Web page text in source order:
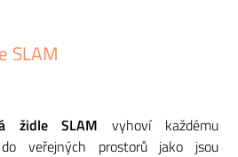
SLAM
židle SLAM vyhoví každému
veřejných prostorů jako jsou